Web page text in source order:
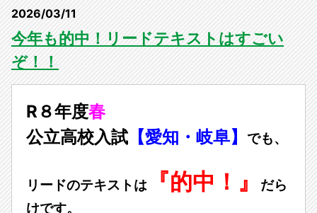
2026/03/11
今年も的中！リードテキストはすごい
ぞ！！
R８年度春
公立高校入試 【愛知・岐阜】 でも、
リードのテキストは 『的中！』
だら
けです。